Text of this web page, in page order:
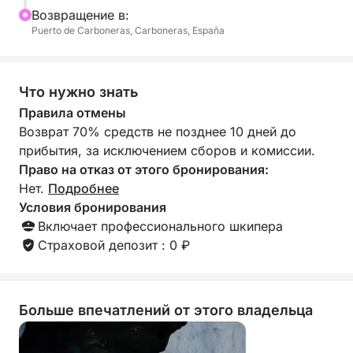
Bозвращение в:
Puerto de Carboneras, Carboneras, España
Что нужно знать
Правила отмены
Возврат 70% средств не позднее 10 дней до
прибытия, за исключением сборов и комиссии.
Право на отказ от этого бронирования:
Нет. Подробнее
Условия бронирования
Включает профессионального шкипера
Страховой депозит : 0 ₽
Больше впечатлений от этого владельца